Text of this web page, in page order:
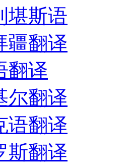
堪斯语
疆翻译
翻译
尔翻译
语翻译
斯翻译